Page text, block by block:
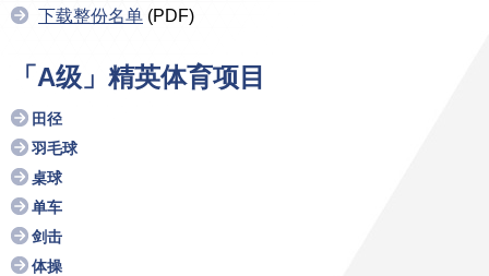
下载整份名单 (PDF)
「A级」精英体育项目
田径
羽毛球
桌球
单车
剑击
体操